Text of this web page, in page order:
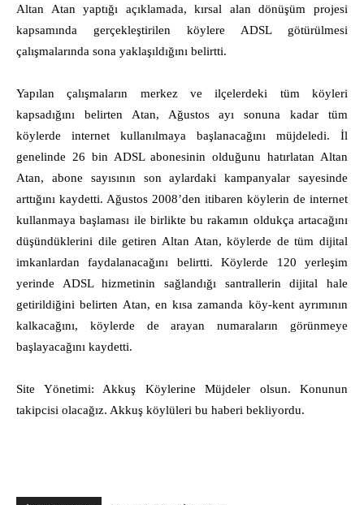
Altan Atan yaptığı açıklamada, kırsal alan dönüşüm projesi
kapsamında gerçekleştirilen köylere ADSL götürülmesi
çalışmalarında sona yaklaşıldığını belirtti.
Yapılan çalışmaların merkez ve ilçelerdeki tüm köyleri
kapsadığını belirten Atan, Ağustos ayı sonuna kadar tüm
köylerde internet kullanılmaya başlanacağını müjdeledi. İl
genelinde 26 bin ADSL abonesinin olduğunu hatırlatan Altan
Atan, abone sayısının son aylardaki kampanyalar sayesinde
arttığını kaydetti. Ağustos 2008’den itibaren köylerin de internet
kullanmaya başlaması ile birlikte bu rakamın oldukça artacağını
düşündüklerini dile getiren Altan Atan, köylerde de tüm dijital
imkanlardan faydalanacağını belirtti. Köylerde 120 yerleşim
yerinde ADSL hizmetinin sağlandığı santrallerin dijital hale
getirildiğini belirten Atan, en kısa zamanda köy-kent ayrımının
kalkacağını, köylerde de arayan numaraların görünmeye
başlayacağını kaydetti.
Site Yönetimi: Akkuş Köylerine Müjdeler olsun. Konunun
takipcisi olacağız. Akkuş köylüleri bu haberi bekliyordu.